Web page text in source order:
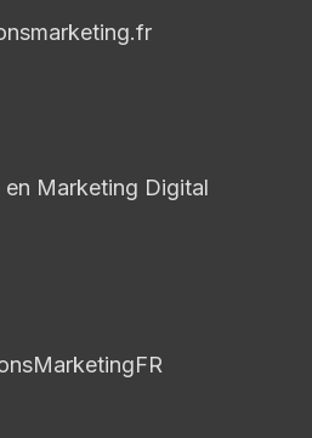
en Marketing Digital